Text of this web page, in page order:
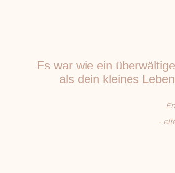
Es war wie ein
als dein kleines
-